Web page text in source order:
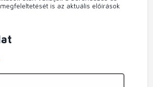
is az aktuális előírások